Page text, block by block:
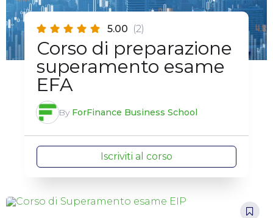
5.00 (2)
Corso di preparazione
superamento esame
EFA
By ForFinance Business School
Iscriviti al corso